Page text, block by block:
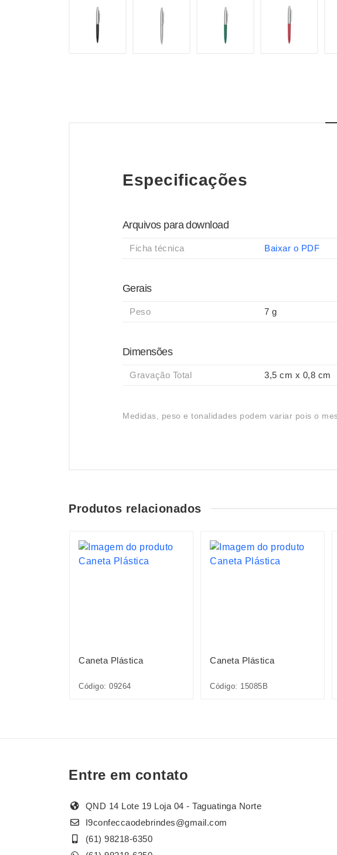
Especificações
Arquivos para download
Ficha técnica Baixar o PDF
Gerais
Peso 7 g
Dimensões
Gravação Total 3,5 cm x 0,8 cm
Medidas, peso e tonalidades podem variar pois o
Produtos relacionados
Caneta Plástica
Código: 09264
Caneta Plástica
Código: 15085B
Entre em contato
QND 14 Lote 19 Loja 04 - Taguatinga Norte
I9confeccaodebrindes@gmail.com
(61) 98218-6350